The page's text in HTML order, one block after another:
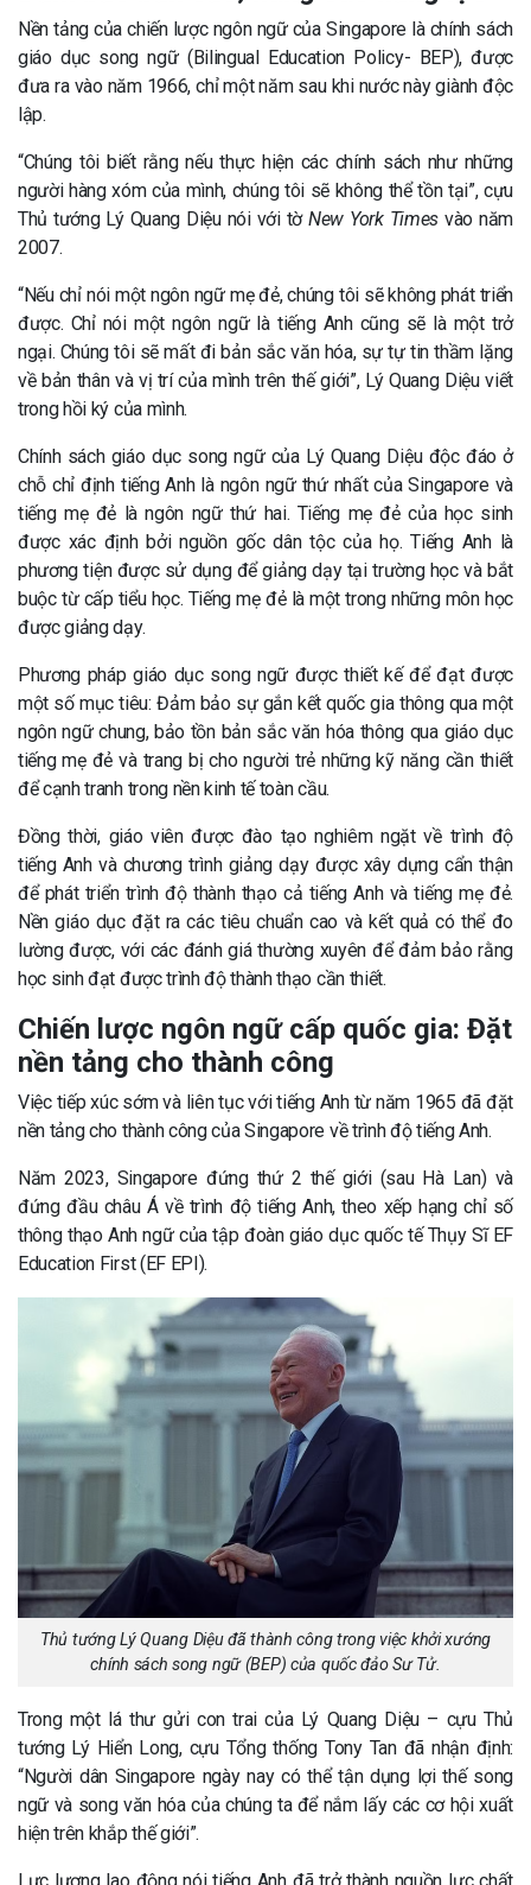
Nền tảng của chiến lược ngôn ngữ của Singapore là chính sách
giáo dục song ngữ (Bilingual Education Policy- BEP), được
đưa ra vào năm 1966, chỉ một năm sau khi nước này giành độc
lập.
“Chúng tôi biết rằng nếu thực hiện các chính sách như những
người hàng xóm của mình, chúng tôi sẽ không thể tồn tại”, cựu
Thủ tướng Lý Quang Diệu nói với tờ New York Times vào năm
2007.
“Nếu chỉ nói một ngôn ngữ mẹ đẻ, chúng tôi sẽ không phát triển
được. Chỉ nói một ngôn ngữ là tiếng Anh cũng sẽ là một trở
ngại. Chúng tôi sẽ mất đi bản sắc văn hóa, sự tự tin thầm lặng
về bản thân và vị trí của mình trên thế giới”, Lý Quang Diệu viết
trong hồi ký của mình.
Chính sách giáo dục song ngữ của Lý Quang Diệu độc đáo ở
chỗ chỉ định tiếng Anh là ngôn ngữ thứ nhất của Singapore và
tiếng mẹ đẻ là ngôn ngữ thứ hai. Tiếng mẹ đẻ của học sinh
được xác định bởi nguồn gốc dân tộc của họ. Tiếng Anh là
phương tiện được sử dụng để giảng dạy tại trường học và bắt
buộc từ cấp tiểu học. Tiếng mẹ đẻ là một trong những môn học
được giảng dạy.
Phương pháp giáo dục song ngữ được thiết kế để đạt được
một số mục tiêu: Đảm bảo sự gắn kết quốc gia thông qua một
ngôn ngữ chung, bảo tồn bản sắc văn hóa thông qua giáo dục
tiếng mẹ đẻ và trang bị cho người trẻ những kỹ năng cần thiết
để cạnh tranh trong nền kinh tế toàn cầu.
Đồng thời, giáo viên được đào tạo nghiêm ngặt về trình độ
tiếng Anh và chương trình giảng dạy được xây dựng cẩn thận
để phát triển trình độ thành thạo cả tiếng Anh và tiếng mẹ đẻ.
Nền giáo dục đặt ra các tiêu chuẩn cao và kết quả có thể đo
lường được, với các đánh giá thường xuyên để đảm bảo rằng
học sinh đạt được trình độ thành thạo cần thiết.
Chiến lược ngôn ngữ cấp quốc gia: Đặt
nền tảng cho thành công
Việc tiếp xúc sớm và liên tục với tiếng Anh từ năm 1965 đã đặt
nền tảng cho thành công của Singapore về trình độ tiếng Anh.
Năm 2023, Singapore đứng thứ 2 thế giới (sau Hà Lan) và
đứng đầu châu Á về trình độ tiếng Anh, theo xếp hạng chỉ số
thông thạo Anh ngữ của tập đoàn giáo dục quốc tế Thụy Sĩ EF
Education First (EF EPI).
Thủ tướng Lý Quang Diệu đã thành công trong việc khởi xướng
chính sách song ngữ (BEP) của quốc đảo Sư Tử.
Trong một lá thư gửi con trai của Lý Quang Diệu – cựu Thủ
tướng Lý Hiển Long, cựu Tổng thống Tony Tan đã nhận định:
“Người dân Singapore ngày nay có thể tận dụng lợi thế song
ngữ và song văn hóa của chúng ta để nắm lấy các cơ hội xuất
hiện trên khắp thế giới”.
Lực lượng lao động nói tiếng Anh đã trở thành nguồn lực chất